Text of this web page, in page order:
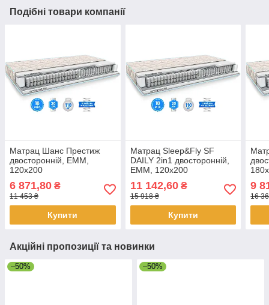
Подібні товари компанії
Матрац Шанс Престиж
двосторонній, EMM,
120х200
6 871,80 ₴
11 453 ₴
Купити
Матрац Sleep&Fly SF
DAILY 2in1 двосторонній,
EMM, 120х200
11 142,60₴
15 918 ₴
Купити
9
16
Акційні пропозиції та новинки
–50% –50%